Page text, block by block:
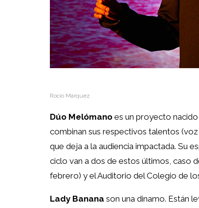
Rocío Márquez
Dúo Melómano es un proyecto
combinan sus respectivos talentos
que deja a la audiencia impactada. Su
ciclo van a dos de estos últimos, caso
febrero) y el Auditorio del Colegio de
Lady Banana son una dinamo. Están